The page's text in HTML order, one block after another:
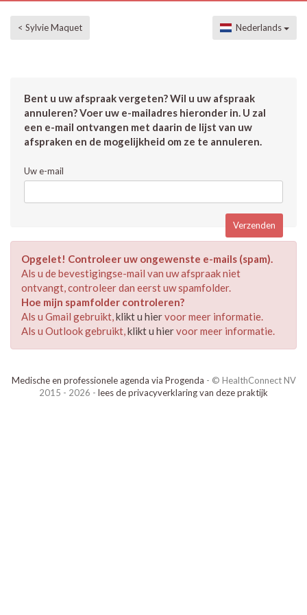
< Sylvie Maquet Nederlands
Bent u uw afspraak vergeten? Wil u uw afspraak
annuleren? Voer uw e-mailadres hieronder in. U zal
een e-mail ontvangen met daarin de lijst van uw
afspraken en de mogelijkheid om ze te annuleren.
Uw e-mail
Opgelet! Controleer uw ongewenste e-mails (spam).
Als u de bevestigingse-mail van uw afspraak niet
ontvangt, controleer dan eerst uw spamfolder.
Hoe mijn spamfolder controleren?
Als u Gmail gebruikt,klikt u hiervoor meer informatie.
Als u Outlook gebruikt,klikt u hiervoor meer informatie.
Medische en professionele agenda via Progenda - © HealthConnect NV
2015 - 2026 - lees de privacyverklaring van deze praktijk